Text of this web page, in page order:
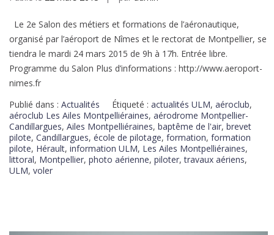
Le 2e Salon des métiers et formations de l’aéronautique,
organisé par l’aéroport de Nîmes et le rectorat de Montpellier, se
tiendra le mardi 24 mars 2015 de 9h à 17h. Entrée libre.
Programme du Salon Plus d’informations : http://www.aeroport-
nimes.fr
Publié dans : Actualités Étiqueté : actualités ULM, aéroclub,
aéroclub Les Ailes Montpelliéraines, aérodrome Montpellier-
Candillargues, Ailes Montpelliéraines, baptême de l'air, brevet
pilote, Candillargues, école de pilotage, formation, formation
pilote, Hérault, information ULM, Les Ailes Montpelliéraines,
littoral, Montpellier, photo aérienne, piloter,travaux aériens,
ULM, voler